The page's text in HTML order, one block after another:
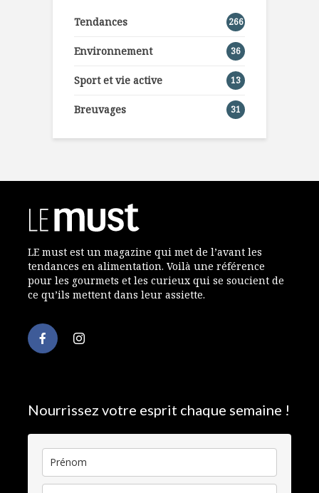
Tendances 266
Environnement 36
Sport et vie active 13
Breuvages 31
LE must est un magazine qui met de l’avant les
tendances en alimentation. Voilà une référence
pour les gourmets et les curieux qui se soucient de
ce qu’ils mettent dans leur assiette.
Nourrissez votre esprit chaque semaine !